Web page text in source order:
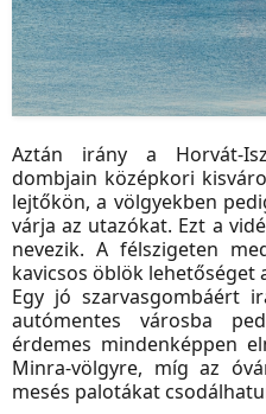
Aztán irány a Horvát-
dombjain középkori
lejtőkön, a völgyekben
várja az utazókat. Ezt a
nevezik. A félszigeten
kavicsos öblök lehetőséget
Egy jó szarvasgombáért
autómentes városba
érdemes mindenképpen
Minra-völgyre, míg az
mesés palotákat